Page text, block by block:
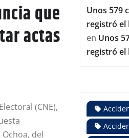
que
actas
(CNE),
del
Unos 579
registró el
en Unos
registró el